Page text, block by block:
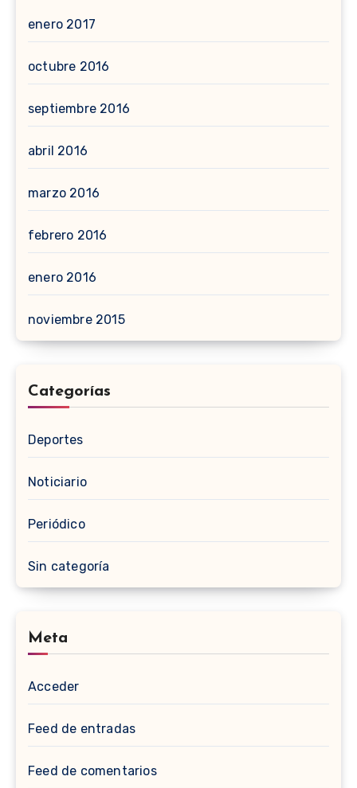
enero 2017
octubre 2016
septiembre 2016
abril 2016
marzo 2016
febrero 2016
enero 2016
noviembre 2015
Categorías
Deportes
Noticiario
Periódico
Sin categoría
Meta
Acceder
Feed de entradas
Feed de comentarios